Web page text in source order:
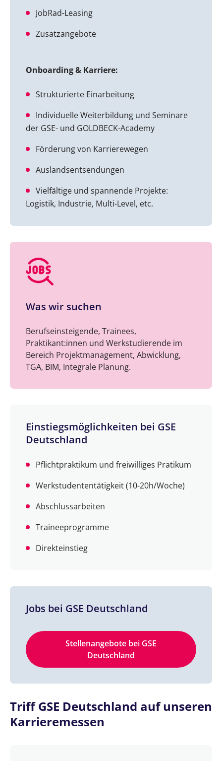
JobRad-Leasing
Zusatzangebote
Onboarding & Karriere:
Strukturierte Einarbeitung
Individuelle Weiterbildung und Seminare
der GSE- und GOLDBECK-Academy
Förderung von Karrierewegen
Auslandsentsendungen
Vielfältige und spannende Projekte:
Logistik, Industrie, Multi-Level, etc.
Was wir suchen
Berufseinsteigende, Trainees,
Praktikant:innen und Werkstudierende im
Bereich Projektmanagement, Abwicklung,
TGA, BIM, Integrale Planung.
Einstiegsmöglichkeiten bei GSE
Deutschland
Pflichtpraktikum und freiwilliges Pratikum
Werkstudententätigkeit (10-20h/Woche)
Abschlussarbeiten
Traineeprogramme
Direkteinstieg
Jobs bei GSE Deutschland
Stellenangebote bei GSE
Deutschland
Triff GSE Deutschland auf unseren
Karrieremessen